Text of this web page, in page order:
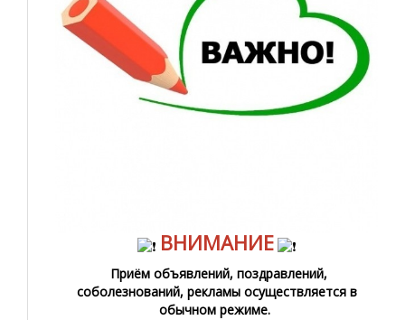
ВНИМАНИЕ
Приём объявлений, поздравлений,
соболезнований, рекламы осуществляется в
обычном режиме.